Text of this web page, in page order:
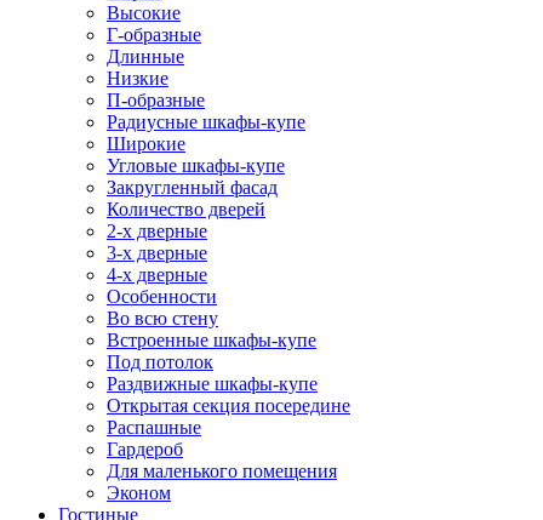
Высокие
Г-образные
Длинные
Низкие
П-образные
Радиусные шкафы-купе
Широкие
Угловые шкафы-купе
Закругленный фасад
Количество дверей
2-х дверные
3-х дверные
4-х дверные
Особенности
Во всю стену
Встроенные шкафы-купе
Под потолок
Раздвижные шкафы-купе
Открытая секция посередине
Распашные
Гардероб
Для маленького помещения
Эконом
Гостиные